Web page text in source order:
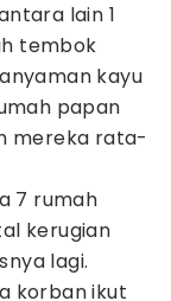
lain 1
tembok
kayu
papan
mereka rata-
7 rumah
kerugian
lagi.
korban ikut